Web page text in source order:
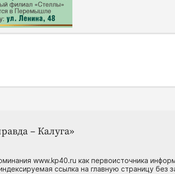
– Калуга»
www.kp40.ru как первоисточника
ссылка на главную страницу без